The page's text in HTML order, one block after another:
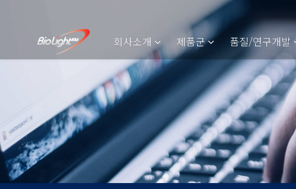
회사소개 제품군 품질/연구개발